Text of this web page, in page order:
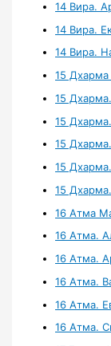
14 Вира.
14 Вира.
14 Вира.
15 Дхарма
15
15
15
15
15
16 Атма
16 Атма.
16 Атма.
16 Атма.
16 Атма.
16 Атма.